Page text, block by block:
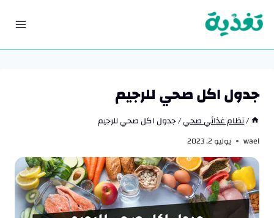
إلى
المحتوى
جدول اكل صحي للرجيم
/نظام غذائي صحي/جدول اكل صحي للرجيم
wael يوليو 2, 2023